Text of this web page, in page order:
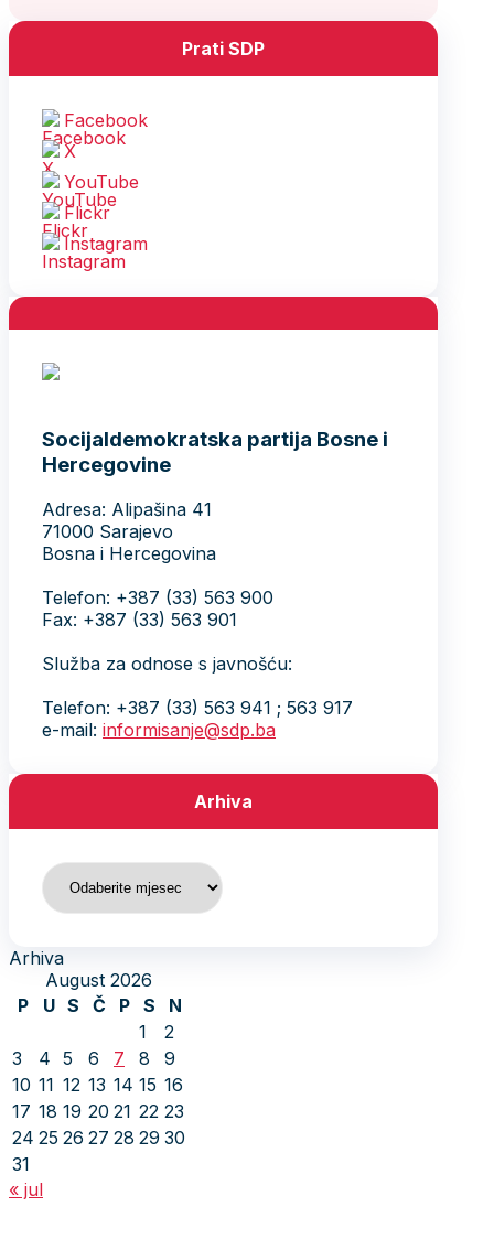
Prati SDP
Facebook
X
YouTube
Flickr
Instagram
Socijaldemokratska partija Bosne i
Hercegovine
Adresa: Alipašina 41
71000 Sarajevo
Bosna i Hercegovina
Telefon: +387 (33) 563 900
Fax: +387 (33) 563 901
Služba za odnose s javnošću:
Telefon: +387 (33) 563 941 ; 563 917
e-mail: informisanje@sdp.ba
Arhiva
Arhiva
Arhiva
August 2026
P
U S Č P S
N
1
2
3
4 5 6 7 8
9
10 11 12 13 14 15 16
17 18 19 20 21 22 23
24 25 26 27 28 29 30
31
« jul